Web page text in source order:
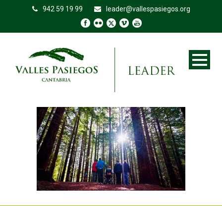
942 59 19 99 leader@vallespasiegos.org